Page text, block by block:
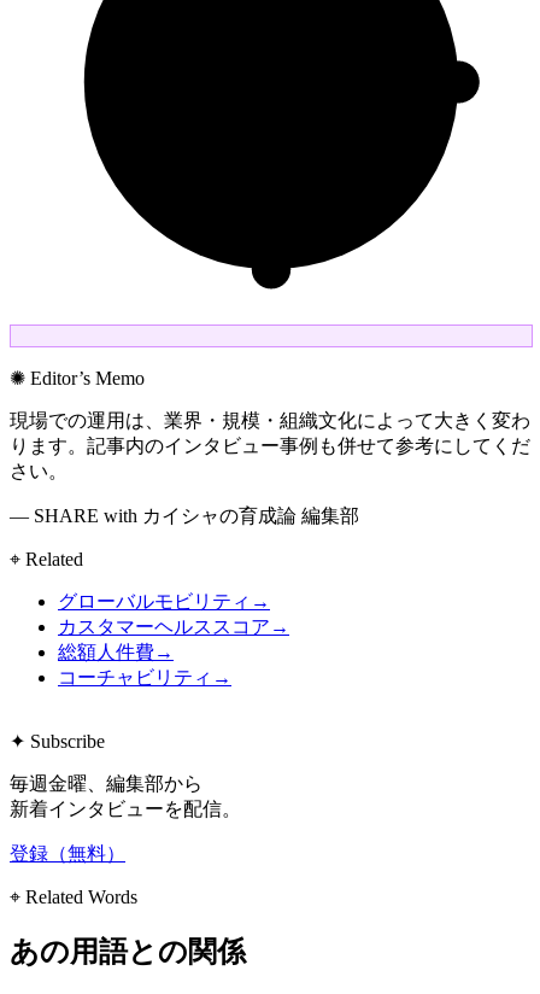
✺ Editor’s Memo
現場での運用は、業界・規模・組織文化によって大きく変わ
ります。記事内のインタビュー事例も併せて参考にしてくだ
さい。
— SHARE with カイシャの育成論 編集部
⌖ Related
グローバルモビリティ →
カスタマーヘルススコア →
総額人件費→
コーチャビリティ →
✦ Subscribe
毎週金曜、編集部から
新着インタビューを配信。
登録（無料）
⌖ Related Words
あの用語との関係